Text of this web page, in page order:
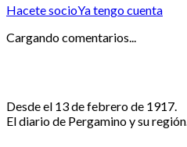
Hacete socioYa tengo cuenta
Cargando comentarios...
Desde el 13 de febrero de 1917.
El diario de Pergamino y su región.